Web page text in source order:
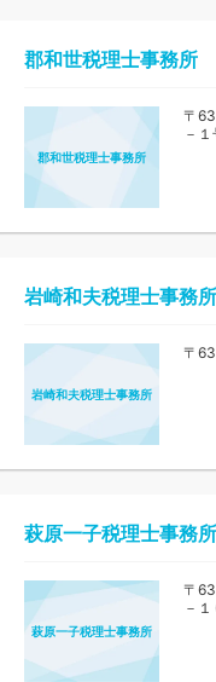
郡和世税理士事務所
郡和世税理士事務所
〒
－
岩崎和夫税理士事務所
岩崎和夫税理士事務所
〒
萩原一子税理士事務所
萩原一子税理士事務所
〒
－